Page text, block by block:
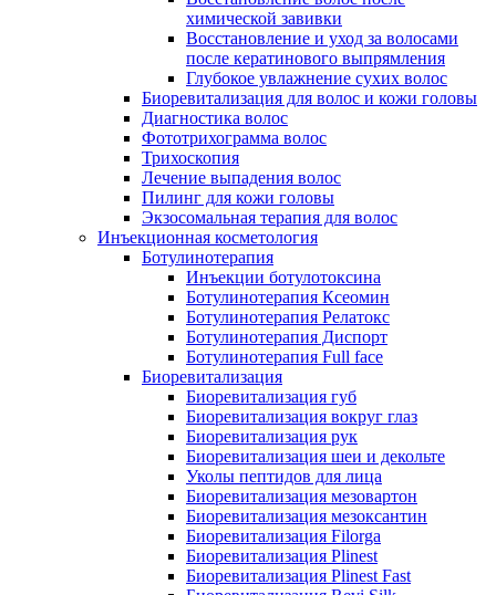
химической завивки
Восстановление и уход за волосами
после кератинового выпрямления
Глубокое увлажнение сухих волос
Биоревитализация для волос и кожи головы
Диагностика волос
Фототрихограмма волос
Трихоскопия
Лечение выпадения волос
Пилинг для кожи головы
Экзосомальная терапия для волос
Инъекционная косметология
Ботулинотерапия
Инъекции ботулотоксина
Ботулинотерапия Ксеомин
Ботулинотерапия Релатокс
Ботулинотерапия Диспорт
Ботулинотерапия Full face
Биоревитализация
Биоревитализация губ
Биоревитализация вокруг глаз
Биоревитализация рук
Биоревитализация шеи и декольте
Уколы пептидов для лица
Биоревитализация мезовартон
Биоревитализация мезоксантин
Биоревитализация Filorga
Биоревитализация Plinest
Биоревитализация Plinest Fast